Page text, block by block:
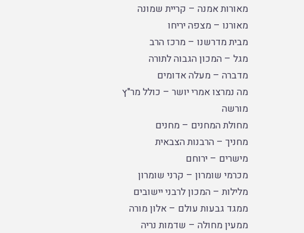
מאורות אמנה – קריית שמונה
מאורנו – מצפה יריחו
מבית מדרשנו – מרכז הרב
מגל – המכון הגבוה לתורה
מדברה – מעלה אדומים
מה נמרצו אמרי יושר – כולל מר"ץ
מורשה
מחולת המחנים – מחנים
מחניך – הרבנות הצבאית
מישרים – ירוחם
מכרמי שומרון – קרני שומרון
מלילות – המכון לרבני יישובים
ממגד גבעות עולם – אלון מורה
ממעין מחולה – שדמות נריה